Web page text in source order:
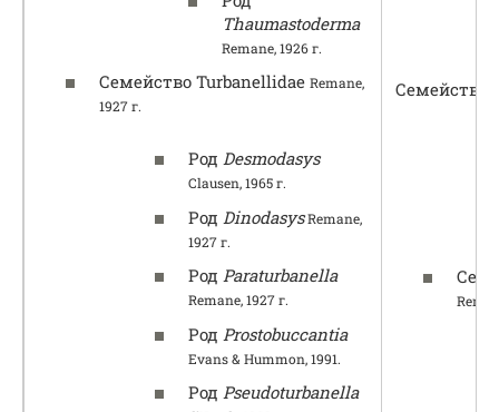
Thaumastoderma
Remane, 1926 г.
Семейство Turbanellidae Remane,
1927 г.
Род Desmodasys
Clausen, 1965 г.
Род DinodasysRemane,
1927 г.
Род Paraturbanella
Remane, 1927 г.
Род Prostobuccantia
Evans & Hummon, 1991.
Род Pseudoturbanella
Семейство